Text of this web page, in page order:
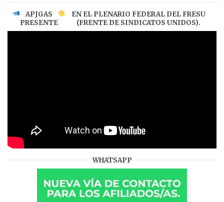
APJGAS
PRESENTE
EN EL PLENARIO FEDERAL DEL FRESU
(FRENTE DE SINDICATOS UNIDOS).
WHATSAPP